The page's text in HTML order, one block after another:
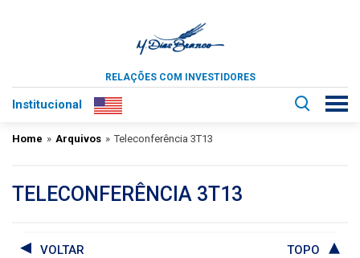
RELAÇÕES COM INVESTIDORES
Institucional
Home » Arquivos » Teleconferência 3T13
TELECONFERÊNCIA 3T13
VOLTAR TOPO